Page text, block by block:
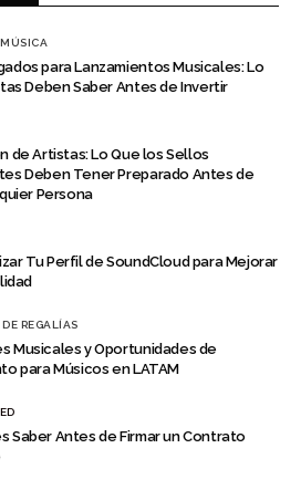
para Lanzamientos Musicales: Lo
Deben Saber Antes de Invertir
de Artistas: Lo Que los Sellos
Deben Tener Preparado Antes de
Persona
Tu Perfil de SoundCloud para Mejorar
REGALÍAS
Musicales y Oportunidades de
para Músicos en LATAM
Saber Antes de Firmar un Contrato